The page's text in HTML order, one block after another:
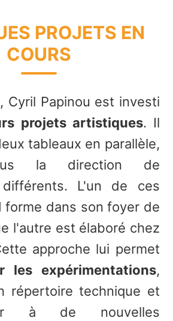
PROJETS EN
COURS
Cyril Papinou est investi
projets artistiques. Il
tableaux en parallèle,
la direction de
différents. L'un de ces
forme dans son foyer de
l'autre est élaboré chez
approche lui permet
les expérimentations,
répertoire technique et
à de nouvelles